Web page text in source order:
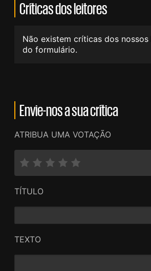
Críticas dos leitores
Não existem críticas dos
do formulário.
Envie-nos a sua crítica
ATRIBUA UMA VOTAÇÃO
TÍTULO
TEXTO